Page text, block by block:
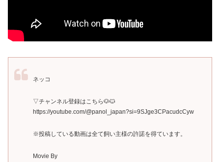
ネッコ
▽チャンネル登録はこちら🐶🐱
https://youtube.com/@panol_japan?si=9SJge3CPacudcCyw
※投稿している動画は全て飼い主様の許諾を得ています。
Movie By